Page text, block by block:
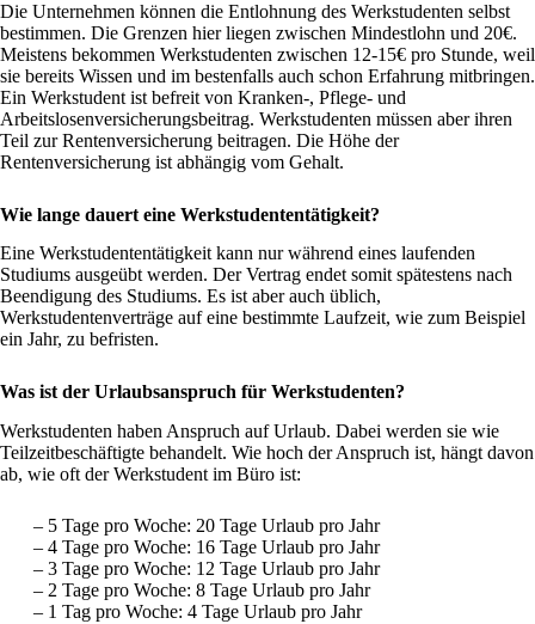
Die Unternehmen können die Entlohnung des Werkstudenten selbst
bestimmen. Die Grenzen hier liegen zwischen Mindestlohn und 20€.
Meistens bekommen Werkstudenten zwischen 12-15€ pro Stunde, weil
sie bereits Wissen und im bestenfalls auch schon Erfahrung mitbringen.
Ein Werkstudent ist befreit von Kranken-, Pflege- und
Arbeitslosenversicherungsbeitrag. Werkstudenten müssen aber ihren
Teil zur Rentenversicherung beitragen. Die Höhe der
Rentenversicherung ist abhängig vom Gehalt.
Wie lange dauert eine Werkstudententätigkeit?
Eine Werkstudententätigkeit kann nur während eines laufenden
Studiums ausgeübt werden. Der Vertrag endet somit spätestens nach
Beendigung des Studiums. Es ist aber auch üblich,
Werkstudentenverträge auf eine bestimmte Laufzeit, wie zum Beispiel
ein Jahr, zu befristen.
Was ist der Urlaubsanspruch für Werkstudenten?
Werkstudenten haben Anspruch auf Urlaub. Dabei werden sie wie
Teilzeitbeschäftigte behandelt. Wie hoch der Anspruch ist, hängt davon
ab, wie oft der Werkstudent im Büro ist:
5 Tage pro Woche: 20 Tage Urlaub pro Jahr
4 Tage pro Woche: 16 Tage Urlaub pro Jahr
3 Tage pro Woche: 12 Tage Urlaub pro Jahr
2 Tage pro Woche: 8 Tage Urlaub pro Jahr
1 Tag pro Woche: 4 Tage Urlaub pro Jahr